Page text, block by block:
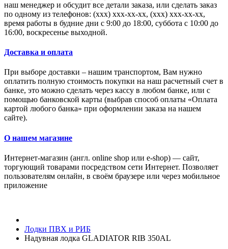
наш менеджер и обсудит все детали заказа, или сделать заказ
по одному из телефонов: (xxx) xxx-xx-xx, (xxx) xxx-xx-xx,
время работы в будние дни с 9:00 до 18:00, суббота с 10:00 до
16:00, воскресенье выходной.
Доставка и оплата
При выборе доставки – нашим транспортом, Вам нужно
оплатить полную стоимость покупки на наш расчетный счет в
банке, это можно сделать через кассу в любом банке, или с
помощью банковской карты (выбрав способ оплаты «Оплата
картой любого банка» при оформлении заказа на нашем
сайте).
О нашем магазине
Интернет-магазин (англ. online shop или e-shop) — сайт,
торгующий товарами посредством сети Интернет. Позволяет
пользователям онлайн, в своём браузере или через мобильное
приложение
Лодки ПВХ и РИБ
Надувная лодка GLADIATOR RIB 350AL